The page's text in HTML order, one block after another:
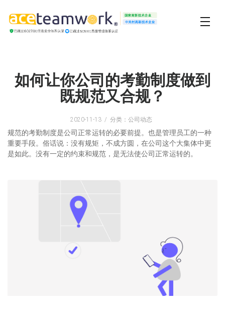
如何让你公司的考勤制度做到
既规范又合规？
2020-11-13 分类：公司动态
规范的考勤制度是公司正常运转的必要前提。也是管理员工的一种
重要手段。俗话说：没有规矩，不成方圆，在公司这个大集体中更
是如此。没有一定的约束和规范，是无法使公司正常运转的。